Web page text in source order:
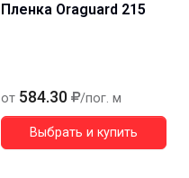
Пленка Oraguard 215
от 584.30 /пог. м
Выбрать и купить